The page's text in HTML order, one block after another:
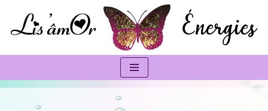
Aller